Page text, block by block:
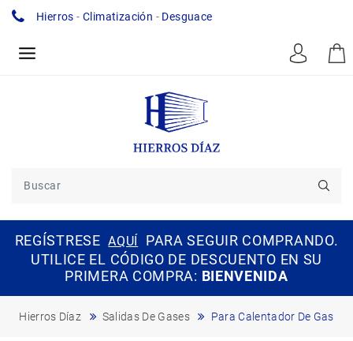
Hierros -Climatización - Desguace
REGÍSTRESE AQUÍ
PARA SEGUIR COMPRANDO.
UTILICE EL CÓDIGO DE DESCUENTO EN SU
PRIMERA COMPRA: BIENVENIDA
Hierros Díaz Salidas De Gases Para Calentador De Gas